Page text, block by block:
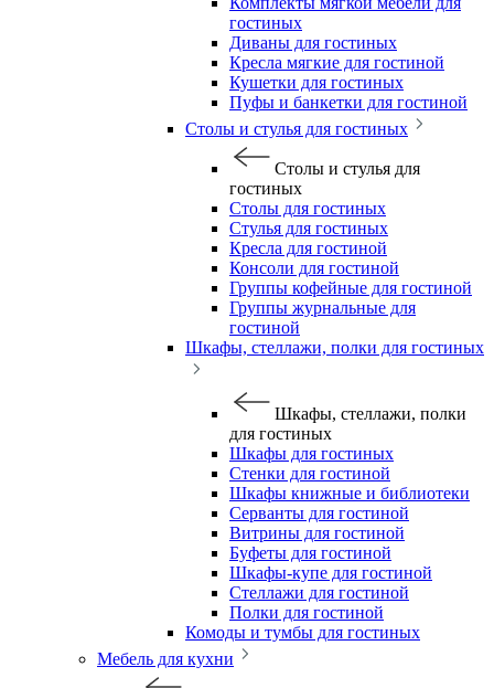
гостиных
Диваны для гостиных
Кресла мягкие для гостиной
Кушетки для гостиных
Пуфы и банкетки для гостиной
Столы и стулья для гостиных
Столы и стулья для
гостиных
Столы для гостиных
Стулья для гостиных
Кресла для гостиной
Консоли для гостиной
Группы кофейные для гостиной
Группы журнальные для
гостиной
Шкафы, стеллажи, полки для гостиных
Шкафы, стеллажи, полки
для гостиных
Шкафы для гостиных
Стенки для гостиной
Шкафы книжные и библиотеки
Серванты для гостиной
Витрины для гостиной
Буфеты для гостиной
Шкафы-купе для гостиной
Стеллажи для гостиной
Полки для гостиной
Комоды и тумбы для гостиных
Мебель для кухни